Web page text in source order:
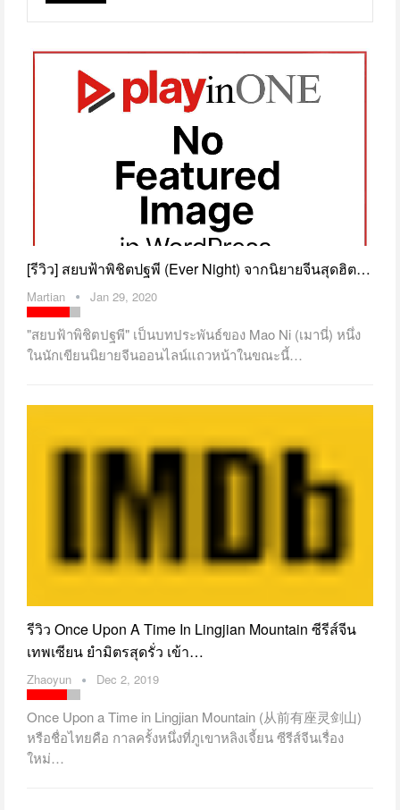
[รีวิว] สยบฟ้าพิชิตปฐพี (Ever Night) จากนิยายจีนสุดฮิต…
Martian Jan 29, 2020
"สยบฟ้าพิชิตปฐพี" เป็นบทประพันธ์ของ Mao Ni (เมานี่) หนึ่ง
ในนักเขียนนิยายจีนออนไลน์แถวหน้าในขณะนี้…
รีวิว Once Upon A Time In Lingjian Mountain ซีรีส์จีน
เทพเซียน ยำมิตรสุดรั่ว เข้า…
Zhaoyun Dec 2, 2019
Once Upon a Time in Lingjian Mountain (从前有座灵剑山)
หรือชื่อไทยคือ กาลครั้งหนึ่งที่ภูเขาหลิงเจี้ยน ซีรีส์จีนเรื่อง
ใหม่…